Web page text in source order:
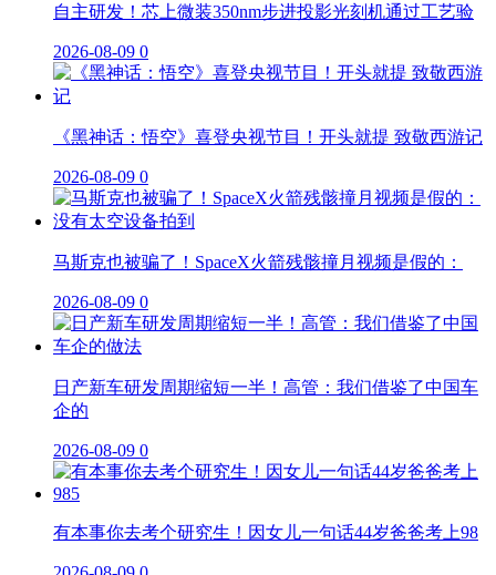
自主研发！芯上微装350nm步进投影光刻机通过工艺验
2026-08-09 0
《黑神话：悟空》喜登央视节目！开头就提 致敬西游记
2026-08-09 0
马斯克也被骗了！SpaceX火箭残骸撞月视频是假的：
2026-08-09 0
日产新车研发周期缩短一半！高管：我们借鉴了中国车
企的
2026-08-09 0
有本事你去考个研究生！因女儿一句话44岁爸爸考上98